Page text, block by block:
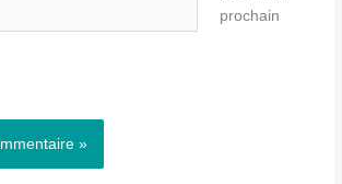
prochain